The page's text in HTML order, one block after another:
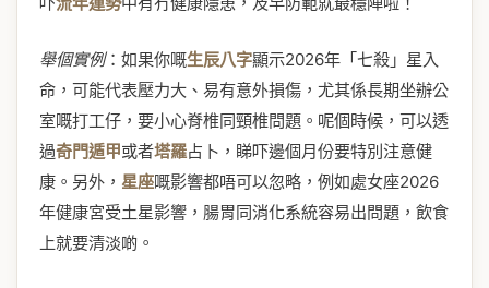
舉個實例：如果你嘅生辰八字顯示2026年「七殺」星入
命，可能代表壓力大、易有意外損傷，尤其係長期坐辦公
室嘅打工仔，要小心脊椎同頸椎問題。呢個時候，可以透
過奇門遁甲或者塔羅占卜，睇吓邊個月份要特別注意健
康。另外， 星座嘅影響都唔可以忽略，例如處女座2026
年健康宮受土星影響，腸胃同消化系統容易出問題，飲食
上就要清淡啲。